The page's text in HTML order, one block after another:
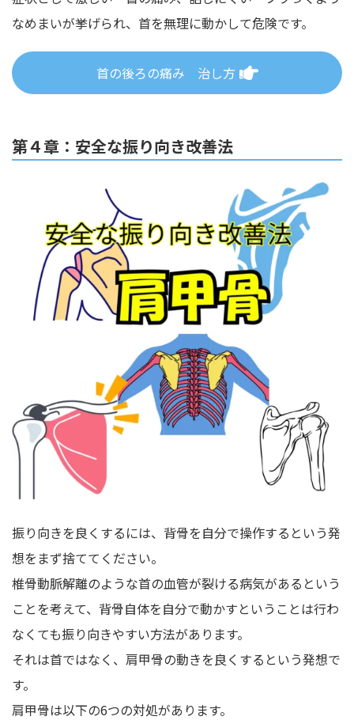
なめまいが挙げられ、首を無理に動かして危険です。
首の後ろの痛み 治し方
第４章：安全な振り向き改善法
振り向きを良くするには、背骨を自分で操作するという発
想をまず捨ててください。
椎骨動脈解離のような首の血管が裂ける病気があるという
ことを考えて、背骨自体を自分で動かすということは行わ
なくても振り向きやすい方法があります。
それは首ではなく、肩甲骨の動きを良くするという発想で
す。
肩甲骨は以下の6つの対処があります。